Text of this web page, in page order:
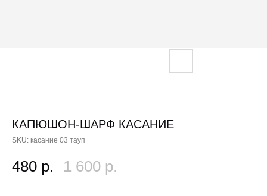
КАПЮШОН-ШАРФ КАСАНИЕ
SKU: касание 03 тауп
480 р. 1 600 р.